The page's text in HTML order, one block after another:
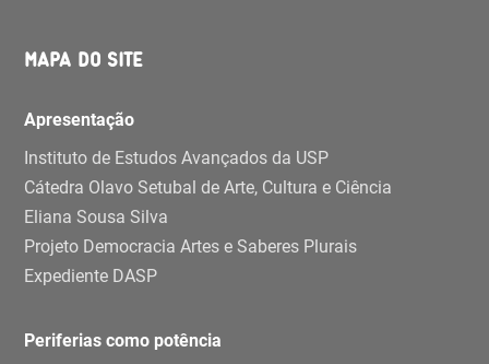
MAPA DO SITE
Apresentação
Instituto de Estudos Avançados da USP
Cátedra Olavo Setubal de Arte, Cultura e Ciência
Eliana Sousa Silva
Projeto Democracia Artes e Saberes Plurais
Expediente DASP
Periferias como potência